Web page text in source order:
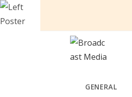
content
GENERAL